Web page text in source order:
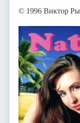
© 1996 Виктор